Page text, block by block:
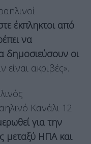
έκπληκτοι από
να
δημοσιεύσουν οι
ακριβές».
Κανάλι 12
για την
μεταξύ ΗΠΑ και